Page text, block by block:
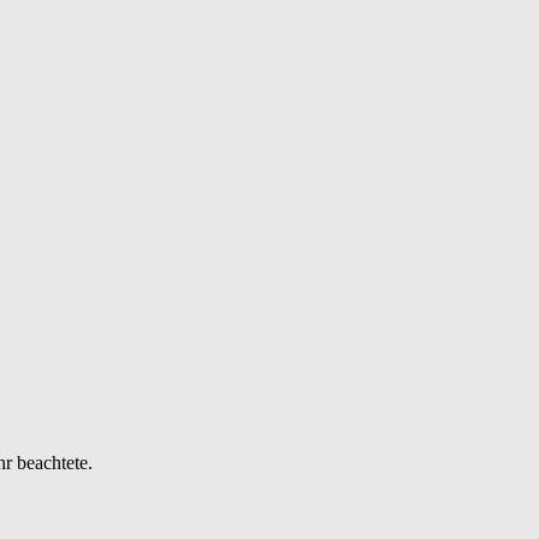
beachtete.